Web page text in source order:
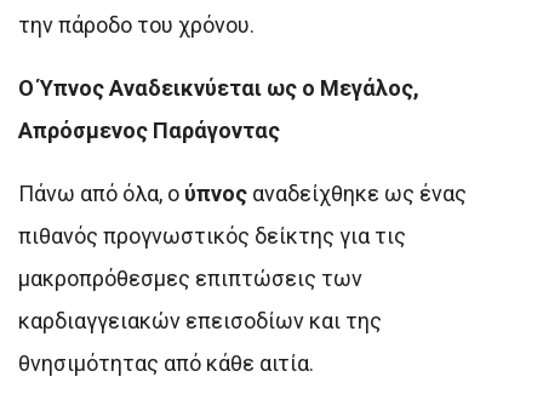
την πάροδο του χρόνου.
Ο Ύπνος Αναδεικνύεται ως ο Μεγάλος,
Απρόσμενος Παράγοντας
Πάνω από όλα, ο ύπνος αναδείχθηκε ως ένας
πιθανός προγνωστικός δείκτης για τις
μακροπρόθεσμες επιπτώσεις των
καρδιαγγειακών επεισοδίων και της
θνησιμότητας από κάθε αιτία.